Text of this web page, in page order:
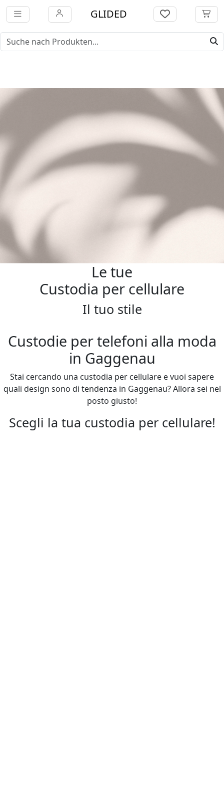
GLIDED
Le tue
Custodia per cellulare
Il tuo stile
Custodie per telefoni alla moda
in Gaggenau
Stai cercando una custodia per cellulare e vuoi sapere
quali design sono di tendenza in Gaggenau? Allora sei nel
posto giusto!
Scegli la tua custodia per cellulare!